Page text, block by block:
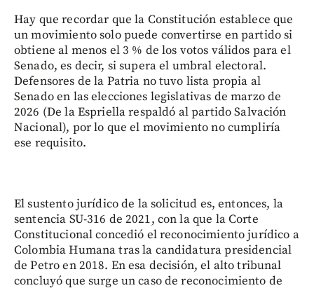
Hay que recordar que la Constitución establece que
un movimiento solo puede convertirse en partido si
obtiene al menos el 3 % de los votos válidos para el
Senado, es decir, si supera el umbral electoral.
Defensores de la Patria no tuvo lista propia al
Senado en las elecciones legislativas de marzo de
2026 (De la Espriella respaldó al partido Salvación
Nacional), por lo que el movimiento no cumpliría
ese requisito.
El sustento jurídico de la solicitud es, entonces, la
sentencia SU-316 de 2021, con la que la Corte
Constitucional concedió el reconocimiento jurídico a
Colombia Humana tras la candidatura presidencial
de Petro en 2018. En esa decisión, el alto tribunal
concluyó que surge un caso de reconocimiento de